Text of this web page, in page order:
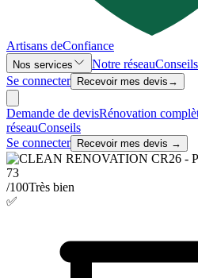
Artisans deConfiance
Nos services Notre réseauConseils
Se connecter
Recevoir mes devis →
Demande de devisRénovation
réseauConseils
Se connecter
Recevoir mes devis →
73
/100Très bien
✅